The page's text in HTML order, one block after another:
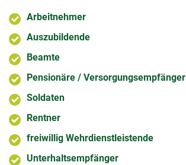
Arbeitnehmer
Auszubildende
Beamte
Pensionäre / Versorgungsempfänger
Soldaten
Rentner
freiwillig Wehrdienstleistende
Unterhaltsempfänger